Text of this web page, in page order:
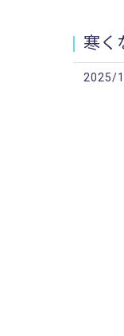
寒く
2025/